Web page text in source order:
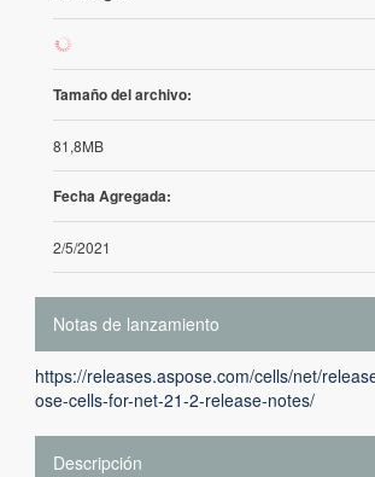
113
Tamaño del archivo:
81,8MB
Fecha Agregada:
2/5/2021
Notas de lanzamiento
https://releases.aspose.com/cells/net/
ose-cells-for-net-21-2-release-notes/
Descripción